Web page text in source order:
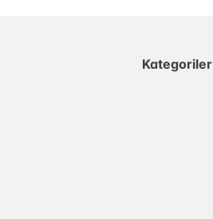
Kategoriler